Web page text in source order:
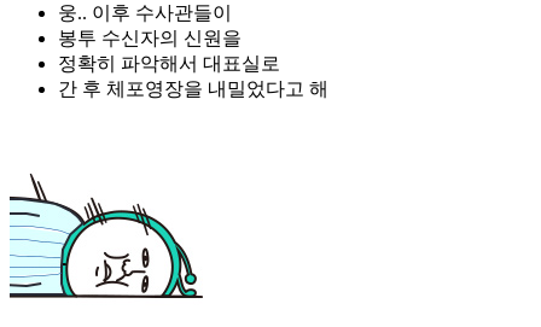
웅.. 이후 수사관들이
봉투 수신자의 신원을
정확히 파악해서 대표실로
간 후 체포영장을 내밀었다고 해